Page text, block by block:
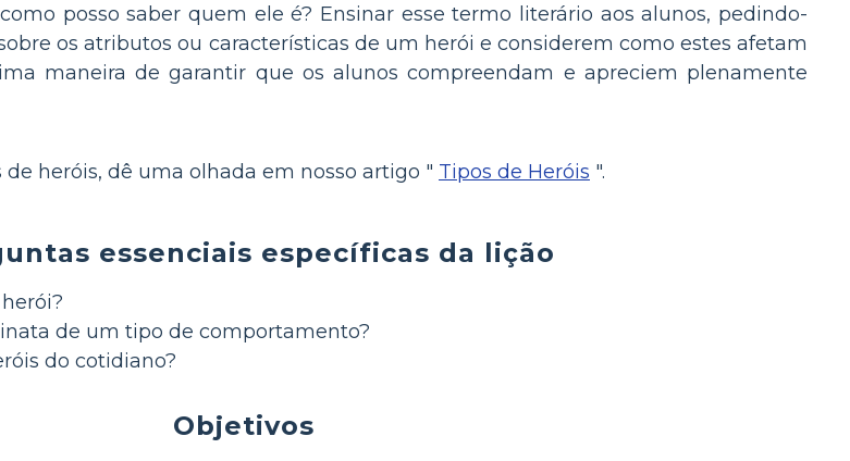
posso saber quem ele é? Ensinar esse termo literário aos alunos, pedindo-
os atributos ou características de um herói e considerem como estes afetam
maneira de garantir que os alunos compreendam e apreciem plenamente
heróis, dê uma olhada em nosso artigo " Tipos de Heróis ".
essenciais específicas da lição
de um tipo de comportamento?
do cotidiano?
Objetivos